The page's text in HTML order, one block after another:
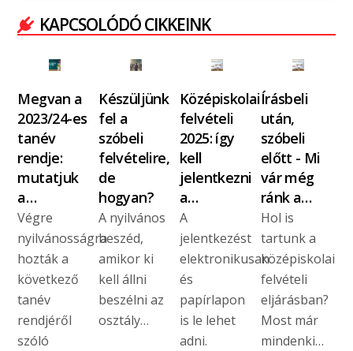
KAPCSOLÓDÓ CIKKEINK
Megvan a
2023/24-es
tanév
rendje:
mutatjuk
a…
Végre
nyilvánosságra
hozták a
következő
tanév
rendjéről
szóló
Készüljünk
fel a
szóbeli
felvételire,
de
hogyan?
A nyilvános
beszéd,
amikor ki
kell állni
beszélni az
osztály…
Középiskolai
felvételi
2025: így
kell
jelentkezni
a…
A
jelentkezést
elektronikusan
és
papírlapon
is le lehet
adni.
Írásbeli
után,
szóbeli
előtt - Mi
vár még
ránk a…
Hol is
tartunk a
középiskolai
felvételi
eljárásban?
Most már
mindenki…